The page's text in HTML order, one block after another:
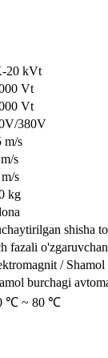
20 kVt
Vt
Vt
380V
m/s
s
s
kg
shisha
fazali
/
burchagi
℃ ~ 80 ℃